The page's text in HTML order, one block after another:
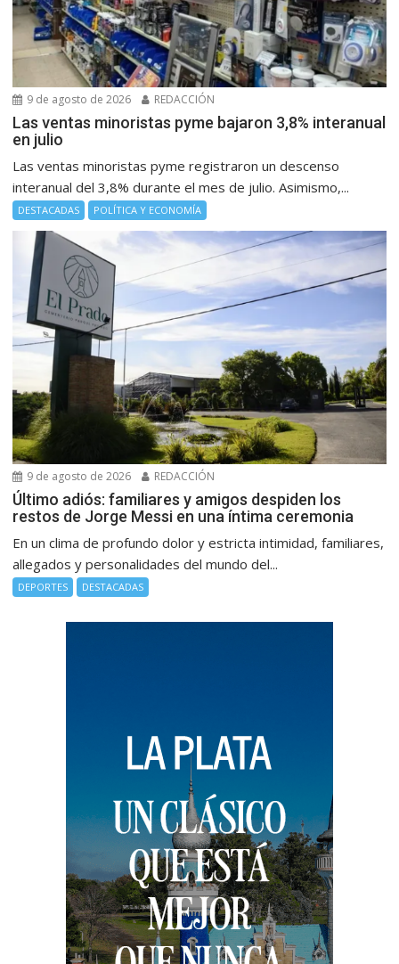
9 de agosto de 2026 REDACCIÓN
Las ventas minoristas pyme bajaron 3,8% interanual
en julio
Las ventas minoristas pyme registraron un descenso
interanual del 3,8% durante el mes de julio. Asimismo,...
DESTACADAS POLÍTICA Y ECONOMÍA
9 de agosto de 2026 REDACCIÓN
Último adiós: familiares y amigos despiden los
restos de Jorge Messi en una íntima ceremonia
En un clima de profundo dolor y estricta intimidad, familiares,
allegados y personalidades del mundo del...
DEPORTES DESTACADAS